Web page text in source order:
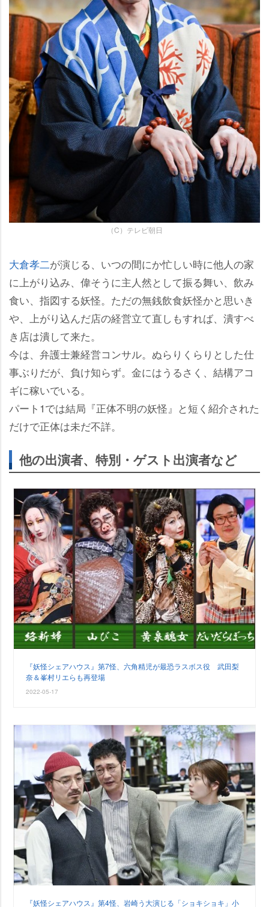
（C）テレビ朝日
大倉孝二が演じる、いつの間にか忙しい時に他人の家
に上がり込み、偉そうに主人然として振る舞い、飲み
食い、指図する妖怪。ただの無銭飲食妖怪かと思いき
、上がり込んだ店の経営立て直しもすれば、潰すべ
き店は潰して来た。
今は、弁護士兼経営コンサル。ぬらりくらりとした仕
事ぶりだが、負け知らず。金にはうるさく、結構アコ
ギに稼いでいる。
パート1では結局『正体不明の妖怪』と短く紹介された
だけで正体は未だ不詳。
他の出演者、特別・ゲスト出演者など
『妖怪シェアハウス』第7怪、六角精児が最恐ラスボス役 武田梨
奈＆峯村リエらも再登場
2022-05-17
『妖怪シェアハウス』第4怪、岩崎う大演じる「ショキショキ」小